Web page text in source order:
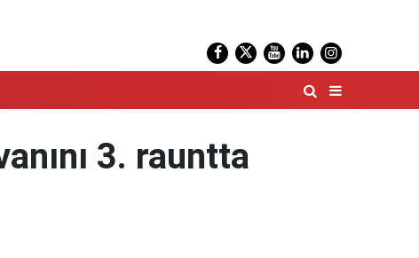
3. rauntta